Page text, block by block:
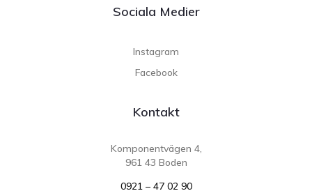
Sociala Medier
Instagram
Facebook
Kontakt
Komponentvägen 4,
961 43 Boden
0921 – 47 02 90